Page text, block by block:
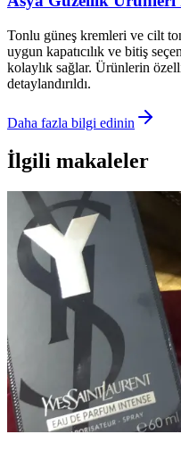
Tonlu güneş kremleri ve cilt
uygun kapatıcılık ve bitiş
kolaylık sağlar. Ürünlerin
detaylandırıldı.
Daha fazla bilgi edinin
İlgili makaleler